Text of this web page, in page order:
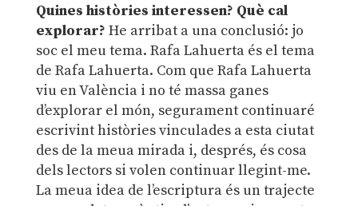
Quines històries interessen? Què cal
explorar? He arribat a una conclusió: jo
soc el meu tema. Rafa Lahuerta és el tema
de Rafa Lahuerta. Com que Rafa Lahuerta
viu en València i no té massa ganes
d’explorar el món, segurament continuaré
escrivint històries vinculades a esta ciutat
des de la meua mirada i, després, és cosa
dels lectors si volen continuar llegint-me.
La meua idea de l’escriptura és un trajecte